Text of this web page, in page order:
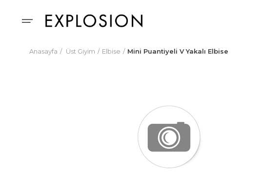
Anasayfa Üst Giyim Elbise Mini Puantiyeli V Yakalı Elbise